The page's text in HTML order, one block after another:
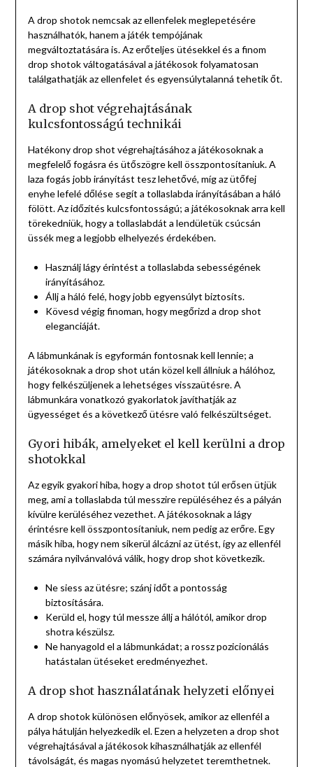
A drop shotok nemcsak az ellenfelek meglepetésére
használhatók, hanem a játék tempójának
megváltoztatására is. Az erőteljes ütésekkel és a finom
drop shotok váltogatásával a játékosok folyamatosan
találgathatják az ellenfelet és egyensúlytalanná tehetik őt.
A drop shot végrehajtásának
kulcsfontosságú technikái
Hatékony drop shot végrehajtásához a játékosoknak a
megfelelő fogásra és ütőszögre kell összpontosítaniuk. A
laza fogás jobb irányítást tesz lehetővé, míg az ütőfej
enyhe lefelé dőlése segít a tollaslabda irányításában a háló
fölött. Az időzítés kulcsfontosságú; a játékosoknak arra kell
törekedniük, hogy a tollaslabdát a lendületük csúcsán
üssék meg a legjobb elhelyezés érdekében.
Használj lágy érintést a tollaslabda sebességének
irányításához.
Állj a háló felé, hogy jobb egyensúlyt biztosíts.
Kövesd végig finoman, hogy megőrizd a drop shot
eleganciáját.
A lábmunkának is egyformán fontosnak kell lennie; a
játékosoknak a drop shot után közel kell állniuk a hálóhoz,
hogy felkészüljenek a lehetséges visszaütésre. A
lábmunkára vonatkozó gyakorlatok javíthatják az
ügyességet és a következő ütésre való felkészültséget.
Gyori hibák, amelyeket el kell kerülni a drop
shotokkal
Az egyik gyakori hiba, hogy a drop shotot túl erősen ütjük
meg, ami a tollaslabda túl messzire repüléséhez és a pályán
kívülre kerüléséhez vezethet. A játékosoknak a lágy
érintésre kell összpontosítaniuk, nem pedig az erőre. Egy
másik hiba, hogy nem sikerül álcázni az ütést, így az ellenfél
számára nyilvánvalóvá válik, hogy drop shot következik.
Ne siess az ütésre; szánj időt a pontosság
biztosítására.
Kerüld el, hogy túl messze állj a hálótól, amikor drop
shotra készülsz.
Ne hanyagold el a lábmunkádat; a rossz pozicionálás
hatástalan ütéseket eredményezhet.
A drop shot használatának helyzeti előnyei
A drop shotok különösen előnyösek, amikor az ellenfél a
pálya hátulján helyezkedik el. Ezen a helyzeten a drop shot
végrehajtásával a játékosok kihasználhatják az ellenfél
távolságát, és magas nyomású helyzetet teremthetnek.